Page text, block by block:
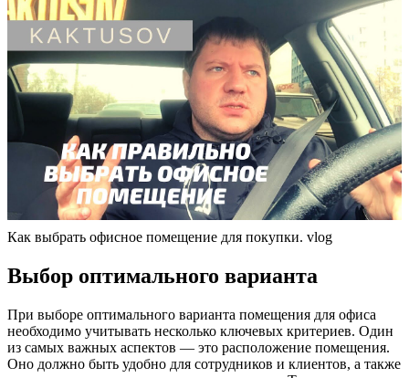
Как выбрать офисное помещение для покупки. vlog
Выбор оптимального варианта
При выборе оптимального варианта помещения для офиса
необходимо учитывать несколько ключевых критериев. Один
из самых важных аспектов — это расположение помещения.
Оно должно быть удобно для сотрудников и клиентов, а также